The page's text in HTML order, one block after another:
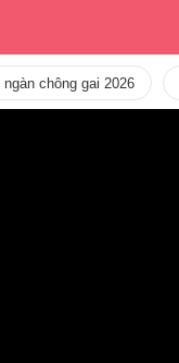
chông gai 2026